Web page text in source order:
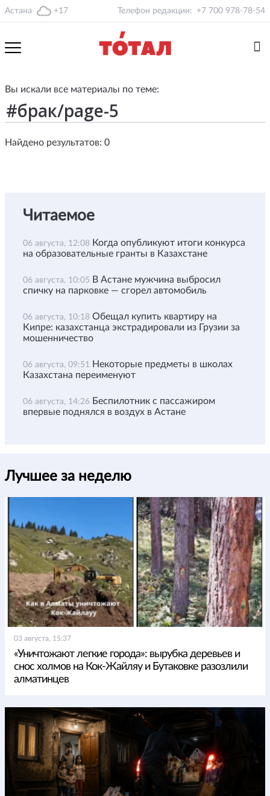
Астана +17 Телефон редакции: +7 700 978-78-54
Вы искали все материалы по теме:
Найдено результатов: 0
Читаемое
06 августа, 12:08 Когда опубликуют итоги конкурса
на образовательные гранты в Казахстане
06 августа, 10:05 В Астане мужчина выбросил
спичку на парковке — сгорел автомобиль
06 августа, 10:18 Обещал купить квартиру на
Кипре: казахстанца экстрадировали из Грузии за
мошенничество
06 августа, 09:51 Некоторые предметы в школах
Казахстана переименуют
06 августа, 14:26 Беспилотник с пассажиром
впервые поднялся в воздух в Астане
Лучшее за неделю
03 августа, 15:37
«Уничтожают легкие города»: вырубка деревьев и
снос холмов на Кок-Жайляу и Бутаковке разозлили
алматинцев